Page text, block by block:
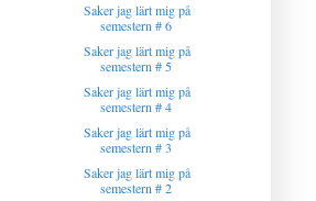
Saker jag lärt mig på
semestern # 6
Saker jag lärt mig på
semestern # 5
Saker jag lärt mig på
semestern # 4
Saker jag lärt mig på
semestern # 3
Saker jag lärt mig på
semestern # 2